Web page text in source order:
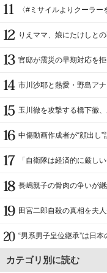
〈#ミサイルよりクーラ
りえママ、娘にたけしと
官邸が震災の早期対応を
市川沙耶と熱愛・野島ア
玉川徹を攻撃する橋下徹
中傷動画作成者が“顔出し
「自衛隊は経済的に厳し
長嶋親子の骨肉の争いが
田宮二郎自殺の真相を夫人
“男系男子皇位継承”は日
尊び女を卑む」と
カテゴリ別に読む